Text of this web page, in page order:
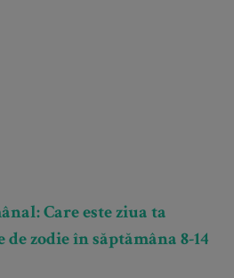
Care este ziua ta
zodie în săptămâna 8-14